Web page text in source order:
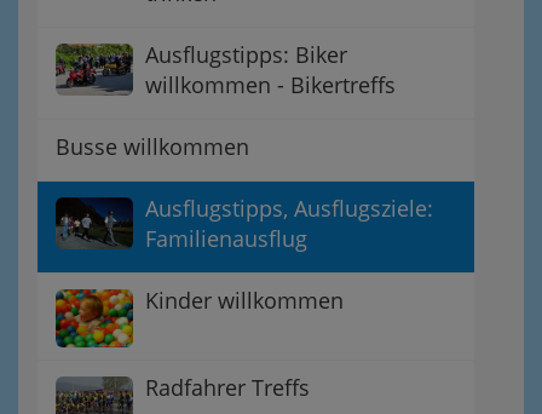
Ausflugstipps: Biker
willkommen - Bikertreffs
Busse willkommen
Ausflugstipps, Ausflugsziele:
Familienausflug
Kinder willkommen
Radfahrer Treffs